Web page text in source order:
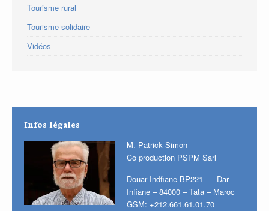
Tourisme rural
Tourisme solidaire
Vidéos
Infos légales
M. Patrick Simon
Co production PSPM Sarl
Douar Indfiane BP221 – Dar
Infiane – 84000 – Tata – Maroc
GSM: +212.661.61.01.70